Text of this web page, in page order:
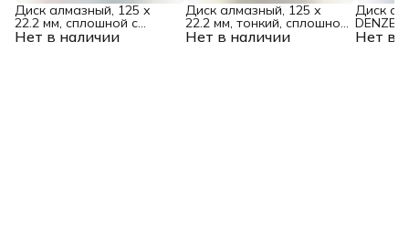
Нет в наличии
Диск алмазный, 125 х
22.2 мм, сплошной c
лазерной перфорацией, Нет в наличии
Диск алмазный, 125 х
22.2 мм, тонкий, сплошной
(Jaguar) мокрая резка Нет в
Диск